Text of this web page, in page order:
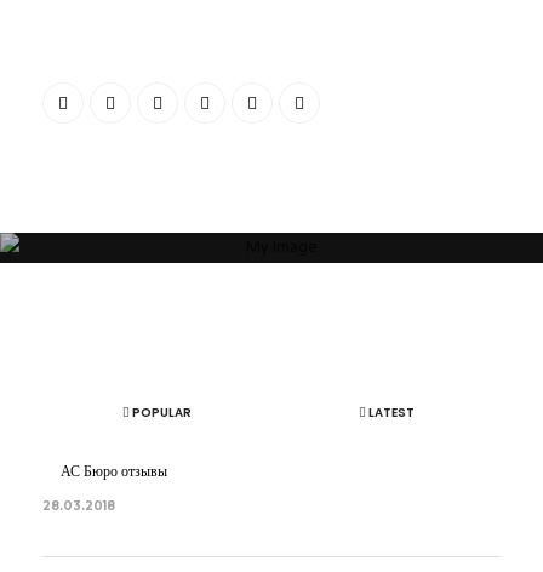
состояние зависят от пространства, которое Вас окружает. Своей
POPULAR LATEST
АС Бюро отзывы
28.03.2018